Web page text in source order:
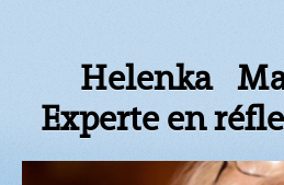
Helenka
Experte en